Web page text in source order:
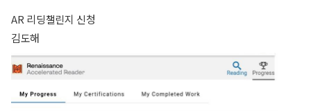
AR 리딩챌린지 신청
김도해